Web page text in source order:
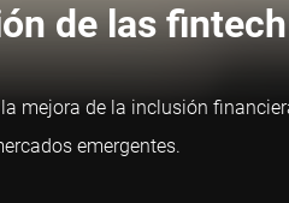
de las
mejora de la inclusión
emergentes.